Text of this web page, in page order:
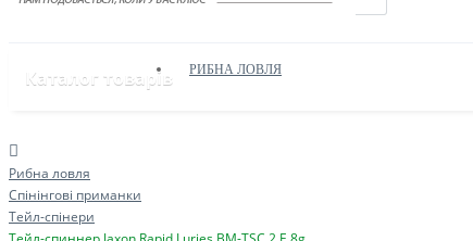
Каталог товарів РИБНА ЛОВЛЯ
Рибна ловля
Спінінгові приманки
Тейл-спінери